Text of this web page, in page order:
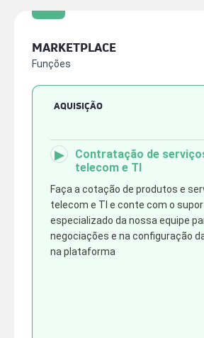
MARKETPLACE
Funções
AQUISIÇÃO
▸
Contratação de
telecom e TI
Faça a cotação de produtos e
telecom e TI e conte com o
especializado da nossa equipe
negociações e na configuração
na plataforma